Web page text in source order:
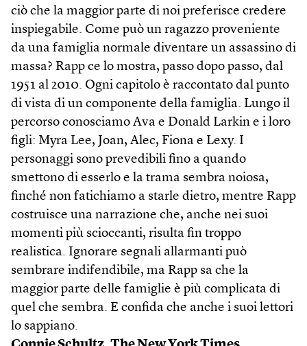
ciò che la maggior parte di noi preferisce credere
inspiegabile. Come può un ragazzo proveniente
da una famiglia normale diventare un assassino di
massa? Rapp ce lo mostra, passo dopo passo, dal
1951 al 2010. Ogni capitolo è raccontato dal punto
di vista di un componente della famiglia. Lungo il
percorso conosciamo Ava e Donald Larkin e i loro
figli: Myra Lee, Joan, Alec, Fiona e Lexy. I
personaggi sono prevedibili fino a quando
smettono di esserlo e la trama sembra noiosa,
finché non fatichiamo a starle dietro, mentre Rapp
costruisce una narrazione che, anche nei suoi
momenti più scioccanti, risulta fin troppo
realistica. Ignorare segnali allarmanti può
sembrare indifendibile, ma Rapp sa che la
maggior parte delle famiglie è più complicata di
quel che sembra. E confida che anche i suoi lettori
lo sappiano.